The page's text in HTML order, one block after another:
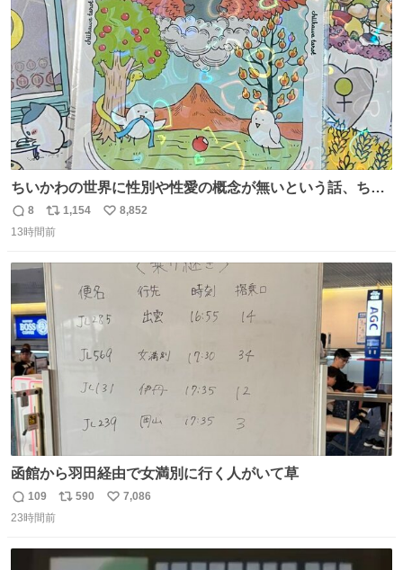
数
ちいかわの世界に性別や性愛の概念が無いという話、ちい
かわタロットでも恋人・女帝・女教皇あたりは性別を意識
させないように描かれてるんだよね。かなり徹底している
返
信
8
リ
ポ
ト
数
1,154
い
8,852
13時間前
函館から羽田経由で女満別に行く人がいて草
返
信
109
リ
ト
590
い
数
7,086
23時間前